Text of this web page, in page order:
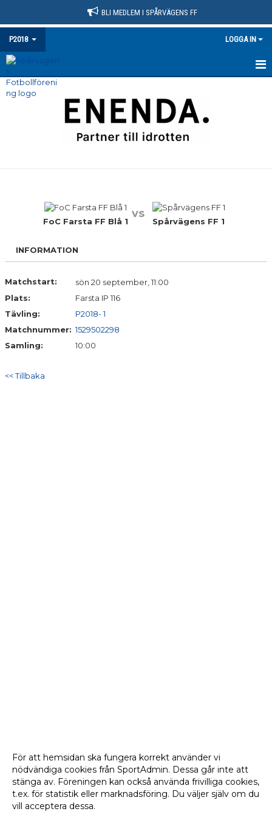
BLI MEDLEM I SPÅRVÄGENS FF
P2018 LOGGA IN
HEM
BILDGALLERI
DOKUMENT
FoC Farsta FF Blå 1
vs
Spårvägens FF 1
INFORMATION
Matchstart:
sön 20 september, 11:00
Plats:
Farsta IP 116
Tävling:
P2018- 1
Matchnummer: 1529502298
Samling:
10:00
<< Tillbaka
För att hemsidan ska fungera korrekt använder vi
nödvändiga cookies från SportAdmin. Dessa går inte att
stänga av. Föreningen kan också använda frivilliga cookies,
t.ex. för statistik eller marknadsföring. Du väljer själv om du
vill acceptera dessa.